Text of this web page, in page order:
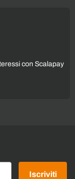
con Scalapay
Iscriviti